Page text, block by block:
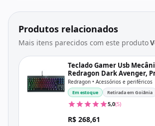
Produtos relacionados
Mais itens parecidos com este produto
Teclado Gamer Usb
Redragon Dark Avenger,
Switch Outemu Blue, Rgb,
K568Rgb-2 V2 Pt-Blue
Redragon • Acessórios e periféricos
Em estoque Retirada em Goiânia
5,0(5)
R$ 268,61